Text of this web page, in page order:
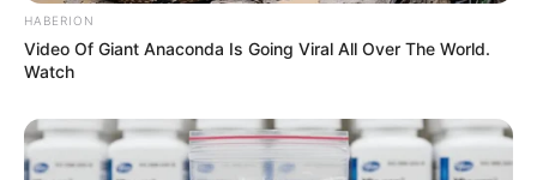
HABERION
Video Of Giant Anaconda Is Going Viral All Over The World.
Watch